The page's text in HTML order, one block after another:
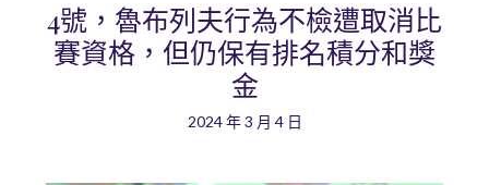
4號，魯布列夫行為不檢遭取消比
賽資格，但仍保有排名積分和獎
金
2024 年 3 月 4 日